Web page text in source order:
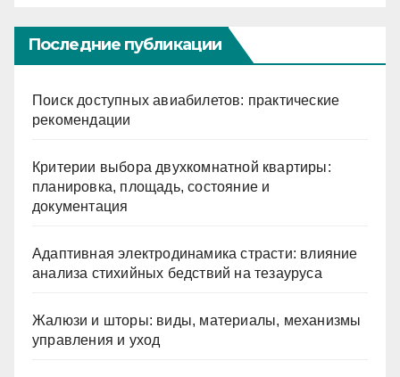
Последние публикации
Поиск доступных авиабилетов: практические
рекомендации
Критерии выбора двухкомнатной квартиры:
планировка, площадь, состояние и
документация
Адаптивная электродинамика страсти: влияние
анализа стихийных бедствий на тезауруса
Жалюзи и шторы: виды, материалы, механизмы
управления и уход